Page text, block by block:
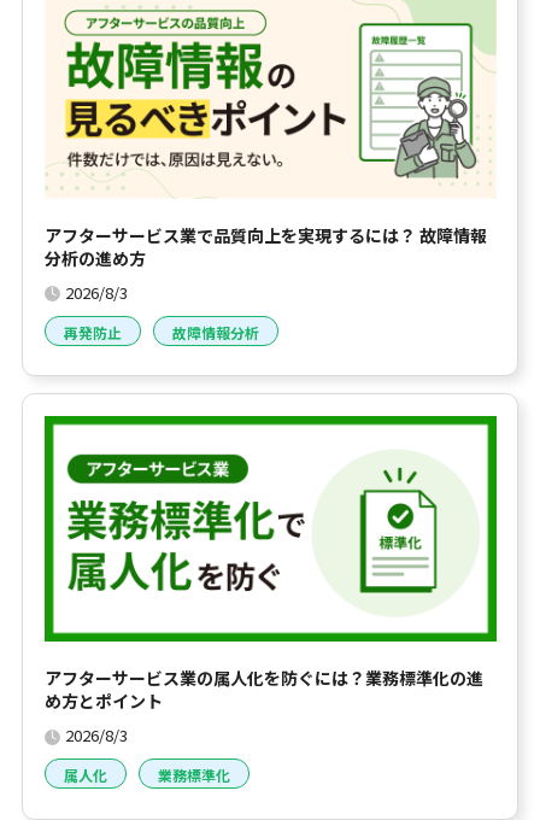
アフターサービス業で品質向上を実現するには？ 故障情報
分析の進め方
2026/8/3
再発防止 故障情報分析
アフターサービス業の属人化を防ぐには？業務標準化の進
め方とポイント
2026/8/3
属人化 業務標準化